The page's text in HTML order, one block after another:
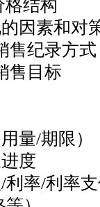
结构
素和对
纪录方式
目标
/期限）
度
率/利率支